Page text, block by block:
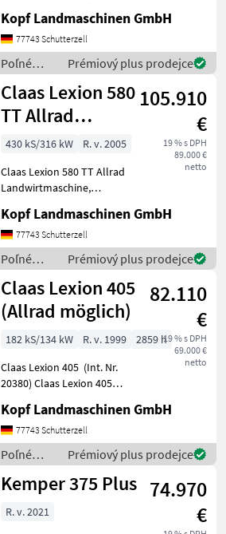
Trommelstunden (Int.Nr.
17804) AutoContour
Schneidwerksregelung,
Beleuchtung für klappbare
Vorsatzgerät
Kopf Landmaschinen GmbH
77743 Schutterzell
Poľné
zberové
stroje /
Claas
Prémiový plus prodejce
Claas Lexion 580
TT Allrad
Landwirtmaschine
Merc
105.910
€
19 % s DPH
89.000 €
netto
430 kS/316 kW
R. v. 2005
Claas Lexion 580 TT Allrad
Landwirtmaschine,
Trommelstunden (Int. Nr.
17804) AutoContour
Schneidwerksregelung,
Beleuchtung für klappbare
Vorsa
Kopf Landmaschinen GmbH
77743 Schutterzell
Poľné
zberové
stroje /
Claas
Prémiový plus prodejce
Claas Lexion 405
(Allrad möglich)
82.110
€
19 % s DPH
69.000 €
netto
182 kS/134 kW R. v. 1999
2859 h
Claas Lexion 405 (Int. Nr.
20380) Claas Lexion 405
1006-60TW 125kW / 170 PS
(ECE) 134 kW / 182 PS
brutto 3.062 ha 2.859
Betriebsstunden
Kopf Landmaschinen GmbH
77743 Schutterzell
Poľné
zberové
stroje /
Prémiový plus prodejce
Kemper 375 Plus 74.970
€
R. v. 2021